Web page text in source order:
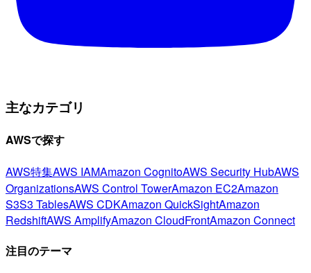
主なカテゴリ
AWSで探す
AWS特集AWS IAMAmazon CognitoAWS Security HubAWS
OrganizationsAWS Control TowerAmazon EC2Amazon
S3S3 TablesAWS CDKAmazon QuickSightAmazon
RedshiftAWS AmplifyAmazon CloudFrontAmazon Connect
注目のテーマ